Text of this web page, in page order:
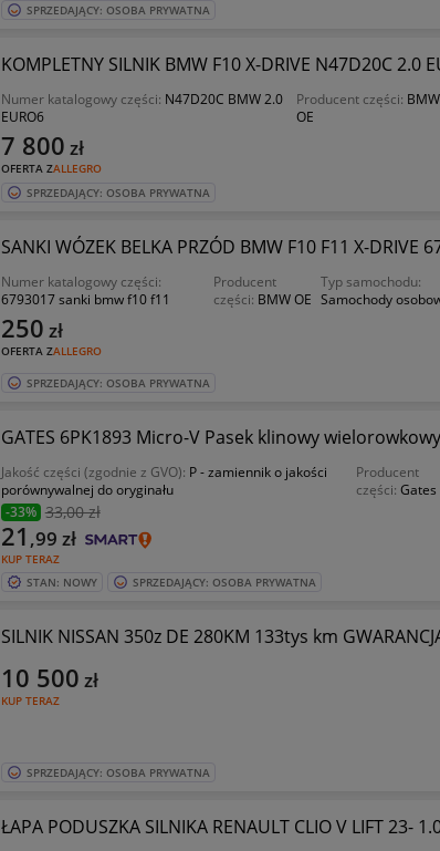
SPRZEDAJĄCY: OSOBA PRYWATNA
KOMPLETNY SILNIK BMW F10 X-DRIVE N47D20C 2.0
Numer katalogowy części: N47D20C BMW 2.0
EURO6
Producent części: BMW
OE
OFERTA ZALLEGRO
7 800 zł
SPRZEDAJĄCY: OSOBA PRYWATNA
SANKI WÓZEK BELKA PRZÓD BMW F10 F11 X-DRIVE
Numer katalogowy części:
6793017 sanki bmw f10 f11
Producent
części: BMW OE
Typ samochodu:
Samochody
OFERTA ZALLEGRO
250 zł
SPRZEDAJĄCY: OSOBA PRYWATNA
GATES 6PK1893 Micro-V Pasek klinowy wielorowkowy
Jakość części (zgodnie z GVO): P - zamiennik o jakości
porównywalnej do oryginału
Producent
części:Gates
-33% 33,00 zł
KUP TERAZ
21 ,99 zł
STAN: NOWY SPRZEDAJĄCY: OSOBA PRYWATNA
SILNIK NISSAN 350z DE 280KM 133tys km
KUP TERAZ
10 500 zł
SPRZEDAJĄCY: OSOBA PRYWATNA
ŁAPA PODUSZKA SILNIKA RENAULT CLIO V LIFT 23-